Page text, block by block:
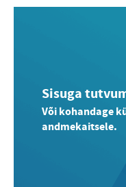
Sisuga
Või kohandage
andmekaitsele.